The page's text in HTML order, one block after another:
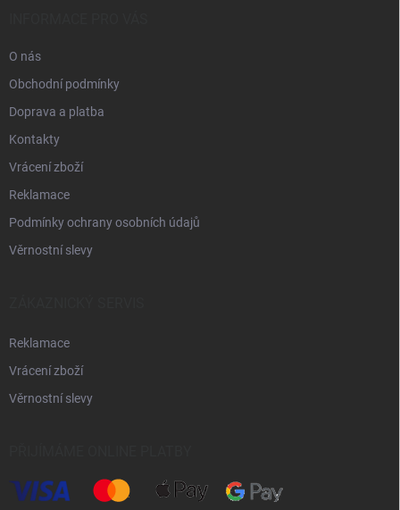
O nás
Obchodní podmínky
Doprava a platba
Kontakty
Vrácení zboží
Reklamace
Podmínky ochrany osobních údajů
Věrnostní slevy
Reklamace
Vrácení zboží
Věrnostní slevy